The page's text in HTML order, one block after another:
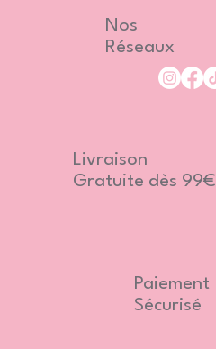
Nos
Réseaux
Livraison
Gratuite dès 99€
Paiement
Sécurisé